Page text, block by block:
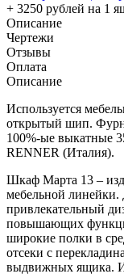
+ 3250 рублей на 1
Описание
Чертежи
Отзывы
Оплата
Описание
Используется
открытый шип.
100%-ые выкатные
RENNER (Италия).
Шкаф Марта 13 –
мебельной линейки.
привлекательный
повышающих
широкие полки в
отсеки с
выдвижных ящика.